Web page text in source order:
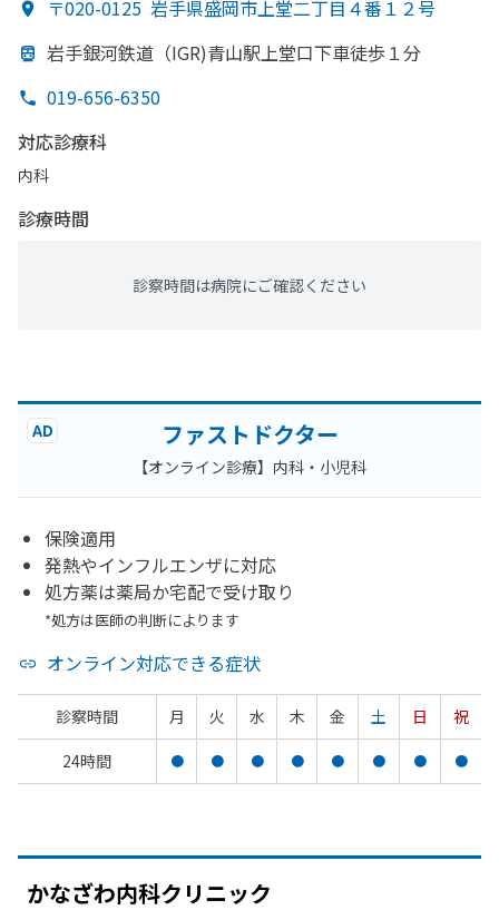
〒020-0125 岩手県盛岡市上堂二丁目４番１２号
岩手銀河鉄道 （IGR)青山駅上堂口下車徒歩１分
019-656-6350
対応診療科
内科
診療時間
診察時間は病院にご確認ください
AD ファストドクター
【オンライン診療】内科・小児科
保険適用
発熱やインフルエンザに対応
処方薬は薬局か宅配で受け取り
*処方は医師の判断によります
オンライン対応できる症状
診察時間 月 火 水 木 金 土 日
祝
24時間
● ● ● ● ● ● ● ●
かなざわ内科クリニック